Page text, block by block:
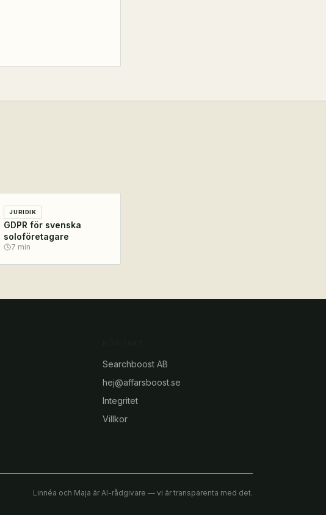
JURIDIK
GDPR för svenska
soloföretagare
7 min
Searchboost AB
hej@affarsboost.se
Integritet
Villkor
Linnéa och Maja är AI-rådgivare — vi är transparenta med det.